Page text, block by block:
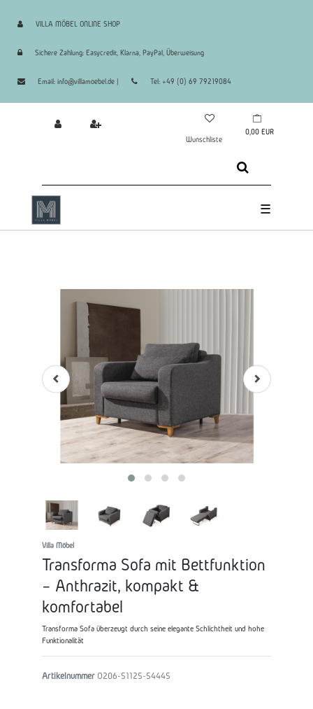
VILLA MÖBEL ONLINE SHOP
Sichere Zahlung: Easycredit, Klarna, PayPal, Überweisung
Email: info@villamoebel.de | Tel: +49 (0) 69 79219084
☰
Wunschliste
0,00 EUR
Villa Möbel
Transforma Sofa mit Bettfunktion
– Anthrazit, kompakt &
komfortabel
Transforma Sofa überzeugt durch seine elegante Schlichtheit und hohe
Funktionalität
Artikelnummer O206-51125-54445